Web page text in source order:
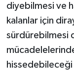
diyebilmesi ve
kalanlar için
sürdürebilmesi